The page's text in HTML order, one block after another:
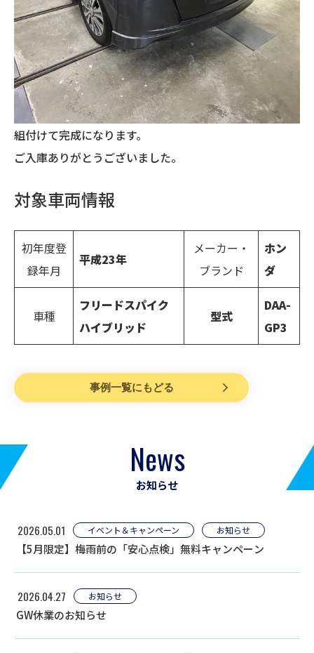
組付けて完成になります。
ご入庫ありがとうございました。
対象車両情報
初年度登
録年月
平成23年
メーカー・
ブランド
ホン
ダ
車種
フリードスパイク
ハイブリッド
型式
DAA-
GP3
事例一覧にもどる
News
お知らせ
2026.05.01 イベント＆キャンペーン お知らせ
【5月限定】梅雨前の「安心点検」無料キャンペーン
2026.04.27 お知らせ
GW休業のお知らせ